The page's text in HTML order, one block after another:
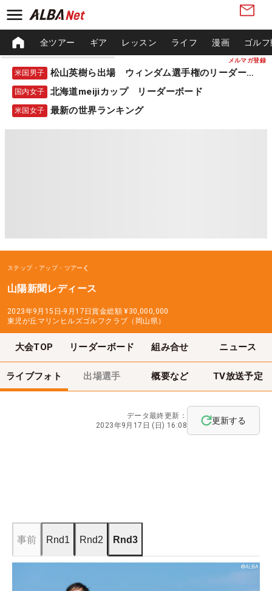
メルマガ登録
全ツアー ギア レッスン ライフ 漫画 ゴル
米国男子 松山英樹ら出場 ウィンダム選手権のリーダーボード
国内女子 北海道meijiカップ リーダーボード
米国女子 最新の世界ランキング
ステップ・アップ・ツアー
山陽新聞レディース
2023年9月15日-9月17日賞金総額 ¥30,000,000
東児が丘マリンヒルズゴルフクラブ（岡山県）
大会TOP リーダーボード 組み合せ ニュース
ライブフォト 出場選手 概要など TV放送予定
データ最終更新：
2023年9月17日 (日) 16:08
更新する
事前 Rnd1 Rnd2 Rnd3